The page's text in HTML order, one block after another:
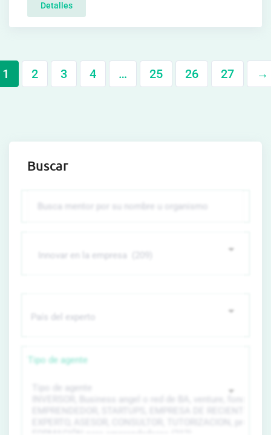
Detalles
1 2 3 4 … 25 26 27 →
Buscar
Tipo de agente